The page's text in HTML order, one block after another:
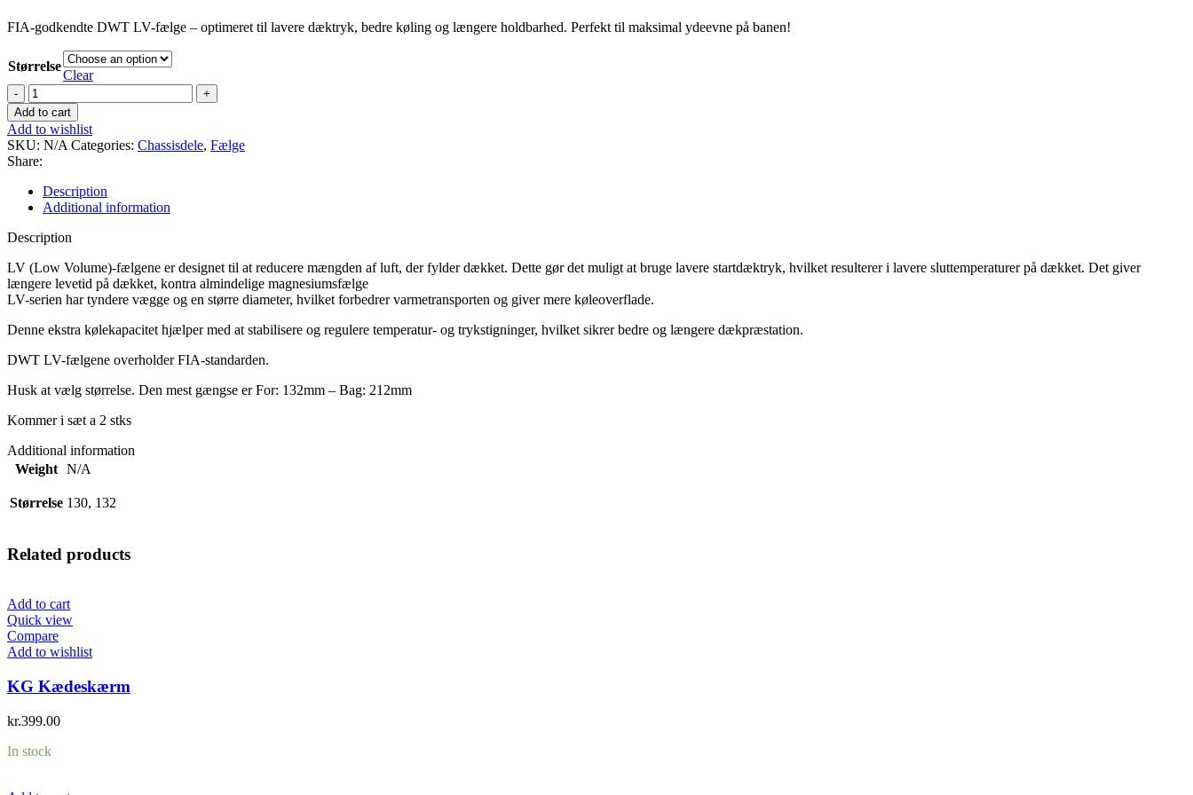
FIA-godkendte DWT LV-fælge – optimeret til lavere dæktryk, bedre køling og længere holdbarhed. Perfekt til maksimal ydeevne på banen!
Størrelse
Clear
DWT
M
LV
Magnessium
Forfælge
quantity
Add to cart
Add to wishlist
SKU: N/A Categories: Chassisdele, Fælge
Share:
Description
Additional information
Description
LV (Low Volume)-fælgene er designet til at reducere mængden af luft, der fylder dækket. Dette gør det muligt at bruge lavere startdæktryk, hvilket resulterer i lavere sluttemperaturer på dækket. Det giver
længere levetid på dækket, kontra almindelige magnesiumsfælge
LV-serien har tyndere vægge og en større diameter, hvilket forbedrer varmetransporten og giver mere køleoverflade.
Denne ekstra kølekapacitet hjælper med at stabilisere og regulere temperatur- og trykstigninger, hvilket sikrer bedre og længere dækpræstation.
DWT LV-fælgene overholder FIA-standarden.
Husk at vælg størrelse. Den mest gængse er For: 132mm – Bag: 212mm
Kommer i sæt a 2 stks
Additional information
Weight N/A
Størrelse 130, 132
Related products
Add to cart
Quick view
Compare
Add to wishlist
KG Kædeskærm
kr.399.00
In stock